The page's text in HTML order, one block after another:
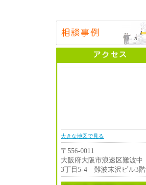
大きな地図で見る
〒556-0011
大阪府大阪市浪速区難波中
3丁目5-4 難波末沢ビル3階